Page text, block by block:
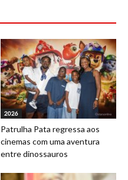
2026
Patrulha Pata regressa aos
cinemas com uma aventura
entre dinossauros